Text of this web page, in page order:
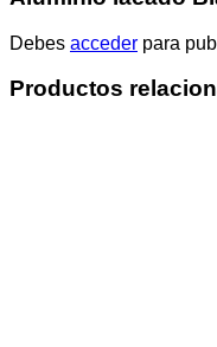
Debes acceder para
Productos